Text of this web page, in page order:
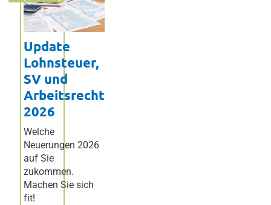
Update
Lohnsteuer,
SV und
Arbeitsrecht
2026
Welche
Neuerungen 2026
auf Sie
zukommen.
Machen Sie sich
fit!